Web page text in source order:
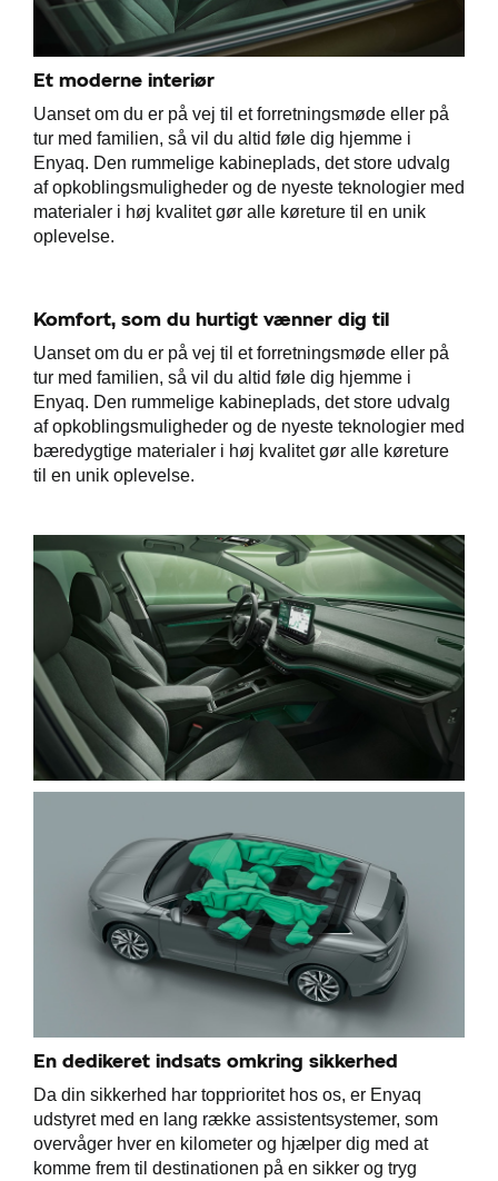
Et moderne interiør
Uanset om du er på vej til et forretningsmøde eller på
tur med familien, så vil du altid føle dig hjemme i
Enyaq. Den rummelige kabineplads, det store udvalg
af opkoblingsmuligheder og de nyeste teknologier med
materialer i høj kvalitet gør alle køreture til en unik
oplevelse.
Komfort, som du hurtigt vænner dig til
Uanset om du er på vej til et forretningsmøde eller på
tur med familien, så vil du altid føle dig hjemme i
Enyaq. Den rummelige kabineplads, det store udvalg
af opkoblingsmuligheder og de nyeste teknologier med
bæredygtige materialer i høj kvalitet gør alle køreture
til en unik oplevelse.
En dedikeret indsats omkring sikkerhed
Da din sikkerhed har topprioritet hos os, er Enyaq
udstyret med en lang række assistentsystemer, som
overvåger hver en kilometer og hjælper dig med at
komme frem til destinationen på en sikker og tryg